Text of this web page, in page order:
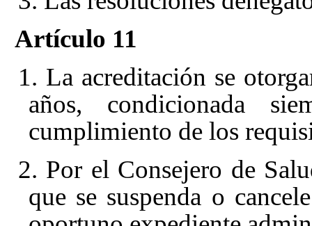
Artículo 11
1. La acreditación se
años, condicionada
cumplimiento de los
2. Por el Consejero de
que se suspenda o